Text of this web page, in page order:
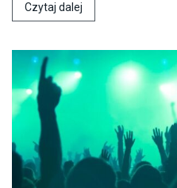
Czytaj dalej